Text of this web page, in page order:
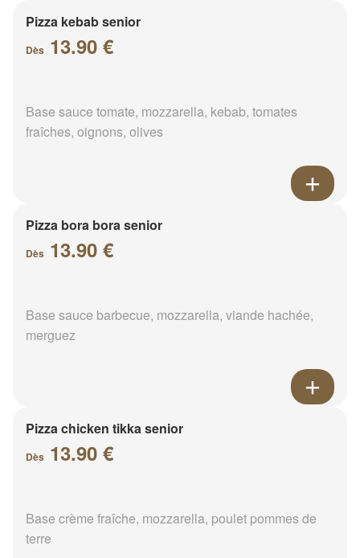
Pizza kebab senior
Dès 13.90 €
Base sauce tomate, mozzarella, kebab, tomates
fraîches, oignons, olives
Pizza bora bora senior
Dès 13.90 €
Base sauce barbecue, mozzarella, viande hachée,
merguez
Pizza chicken tikka senior
Dès 13.90 €
Base crème fraîche, mozzarella, poulet pommes de
terre